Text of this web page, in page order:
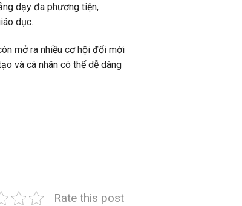
dạy đa phương tiện,
dục.
mở ra nhiều cơ hội đổi mới
và cá nhân có thể dễ dàng
Rate this post